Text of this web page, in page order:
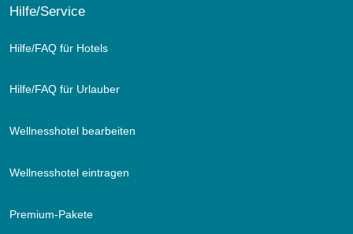
Hilfe/Service
Hilfe/FAQ für Hotels
Hilfe/FAQ für Urlauber
Wellnesshotel bearbeiten
Wellnesshotel eintragen
Premium-Pakete